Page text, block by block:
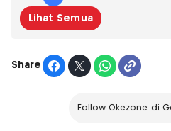
Lihat Semua
Share
Follow Okezone di